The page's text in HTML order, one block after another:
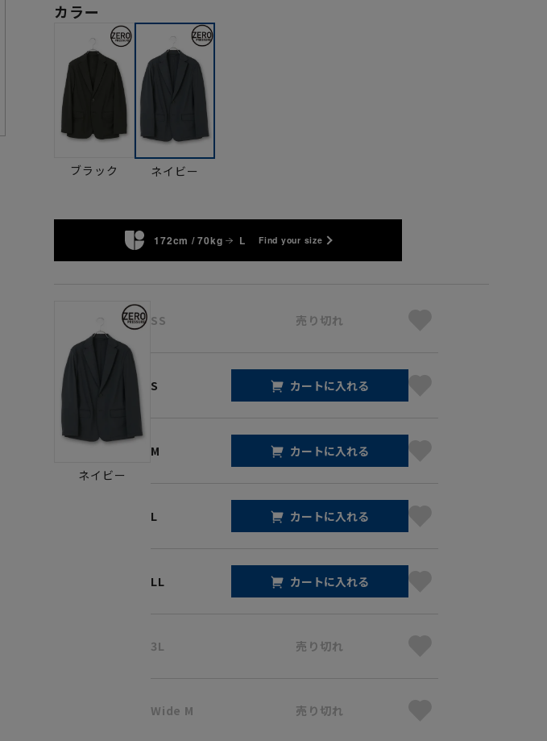
カラー
ブラック ネイビー
172cm / 70kg L Find your size
ネイビー
SS 売り切れ
S カートに入れる
M カートに入れる
L カートに入れる
LL カートに入れる
3L 売り切れ
Wide M 売り切れ